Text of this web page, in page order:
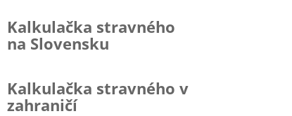
Kalkulačka stravného
na Slovensku
Kalkulačka stravného v
zahraničí